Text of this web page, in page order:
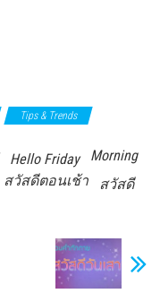
Tips & Trends
Hello Friday
Morning
สวัสดีตอนเช้า
สวัสดี